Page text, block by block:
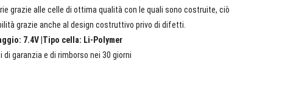
grazie alle celle di ottima qualità con le quali sono costruite, ciò
grazie anche al design costruttivo privo di difetti.
7.4V |Tipo cella: Li-Polymer
garanzia e di rimborso nei 30 giorni